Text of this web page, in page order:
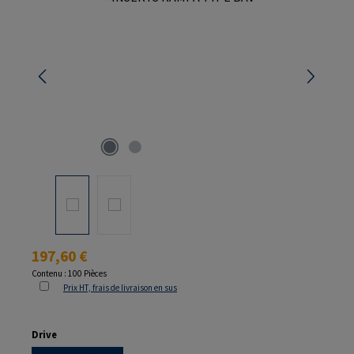
Prix régulier :
197,60 €
Contenu : 100 Pièces
Prix HT, frais de livraison en sus
Sélectionnez
Drive